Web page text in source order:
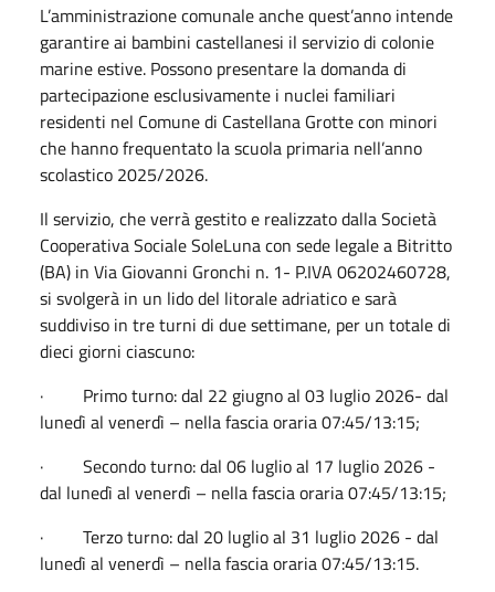
L’amministrazione comunale anche quest’anno intende
garantire ai bambini castellanesi il servizio di colonie
marine estive. Possono presentare la domanda di
partecipazione esclusivamente i nuclei familiari
residenti nel Comune di Castellana Grotte con minori
che hanno frequentato la scuola primaria nell’anno
scolastico 2025/2026.
Il servizio, che verrà gestito e realizzato dalla Società
Cooperativa Sociale SoleLuna con sede legale a Bitritto
(BA) in Via Giovanni Gronchi n. 1- P.IVA 06202460728,
si svolgerà in un lido del litorale adriatico e sarà
suddiviso in tre turni di due settimane, per un totale di
dieci giorni ciascuno:
· Primo turno: dal 22 giugno al 03 luglio 2026- dal
lunedì al venerdì – nella fascia oraria 07:45/13:15;
· Secondo turno: dal 06 luglio al 17 luglio 2026 -
dal lunedì al venerdì – nella fascia oraria 07:45/13:15;
· Terzo turno: dal 20 luglio al 31 luglio 2026 - dal
lunedì al venerdì – nella fascia oraria 07:45/13:15.